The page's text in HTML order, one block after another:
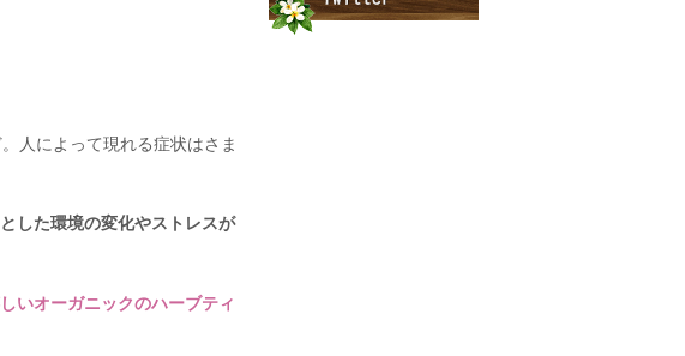
人によって現れる症状はさま
した環境の変化やストレスが
いオーガニックのハーブティ